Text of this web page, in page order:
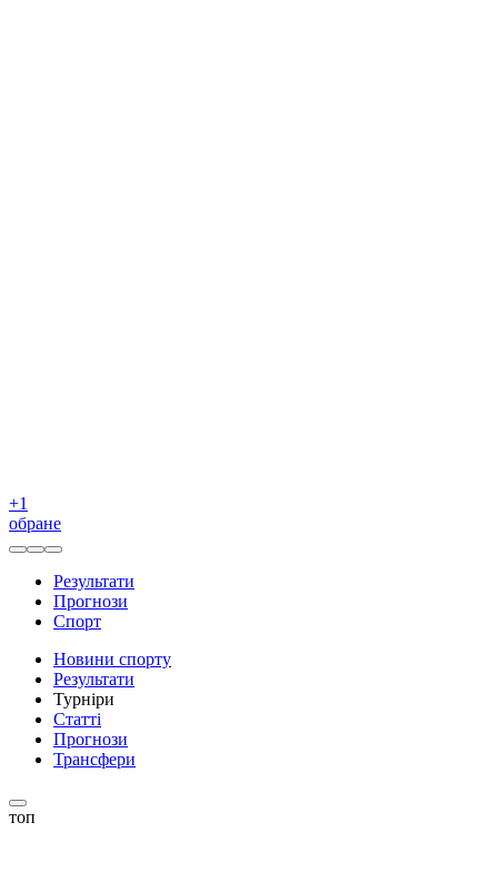
+1
обране
Результати
Прогнози
Спорт
Новини спорту
Результати
Турніри
Статті
Прогнози
Трансфери
топ